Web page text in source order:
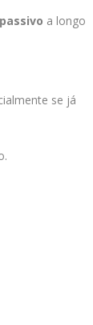
a longo
se já